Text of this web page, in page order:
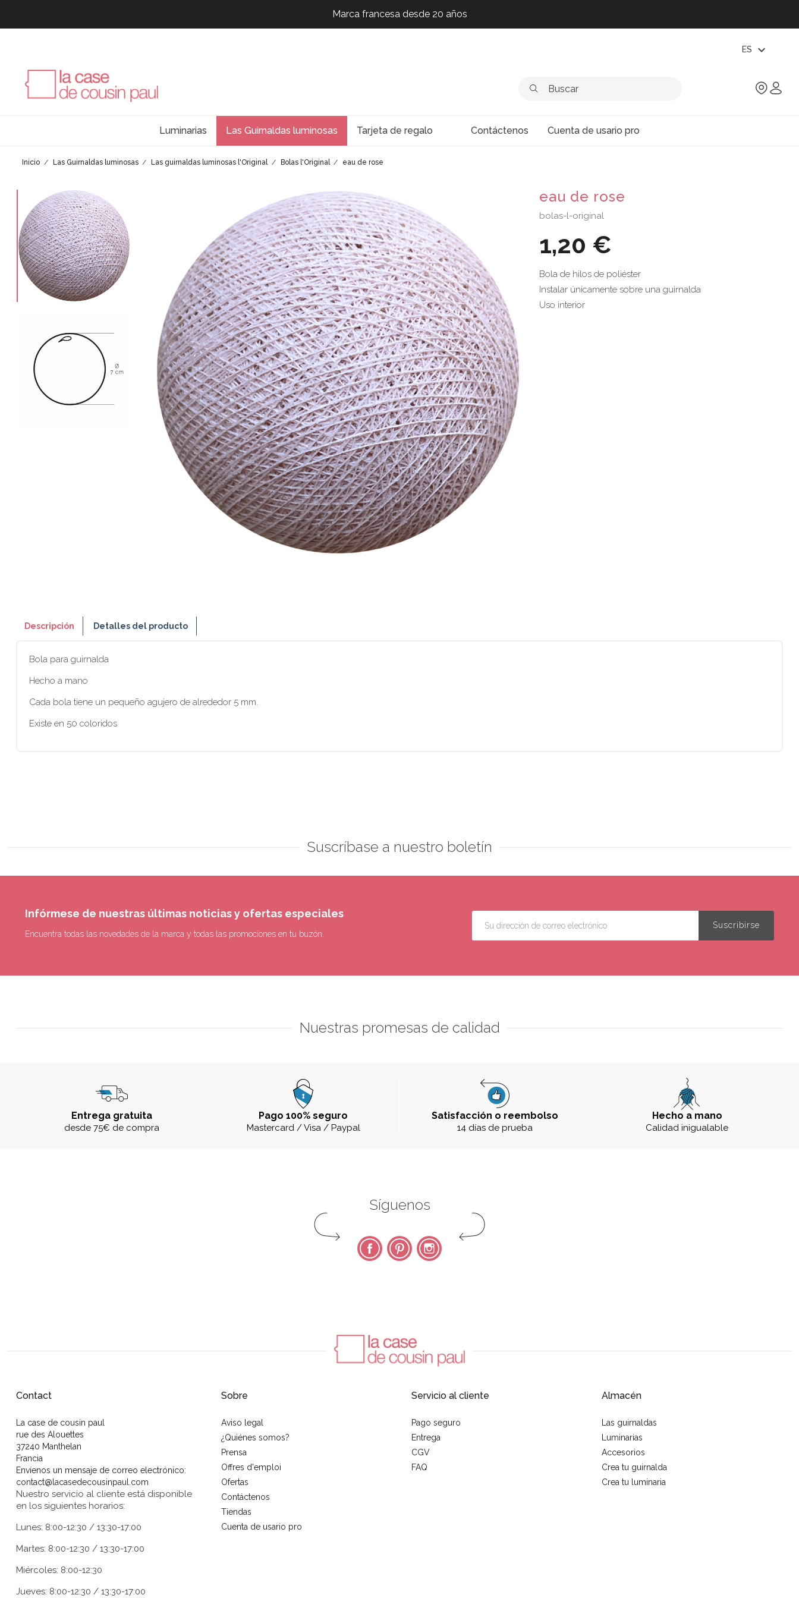
Marca francesa desde 20 años
Marca francesa desde 20 años
ES expand_more
Luminarias Las Guirnaldas luminosas Tarjeta de regalo Contáctenos Cuenta de usario pro
Inicio Las Guirnaldas luminosas Las guirnaldas luminosas l'Original Bolas l'Original eau de rose
eau de rose
bolas-l-original
1,20 €
Bola de hilos de poliéster
Instalar únicamente sobre una guirnalda
Uso interior
Descripción Detalles del producto
Bola para guirnalda
Hecho a mano
Cada bola tiene un pequeño agujero de alrededor 5 mm.
Existe en 50 coloridos
Suscríbase a nuestro boletín
Infórmese de nuestras últimas noticias y ofertas especiales
Encuentra todas las novedades de la marca y todas las promociones en tu buzón.
Nuestras promesas de calidad
Entrega gratuita
desde 75€ de compra
Pago 100% seguro
Mastercard / Visa / Paypal
Satisfacción o reembolso
14 días de prueba
Hecho a mano
Calidad inigualable
Síguenos
FacebookPinterest Instagram
Contact
La case de cousin paul
rue des Alouettes
37240 Manthelan
Francia
Envíenos un mensaje de correo electrónico:
contact@lacasedecousinpaul.com
Nuestro servicio al cliente está disponible
en los siguientes horarios:
Lunes: 8:00-12:30 / 13:30-17:00
Martes: 8:00-12:30 / 13:30-17:00
Miércoles: 8:00-12:30
Jueves: 8:00-12:30 / 13:30-17:00
Sobre
Aviso legal
¿Quiénes somos?
Prensa
Offres d'emploi
Ofertas
Contáctenos
Tiendas
Cuenta de usario pro
Servicio al cliente
Pago seguro
Entrega
CGV
FAQ
Almacén
Las guirnaldas
Luminarias
Accesorios
Crea tu guirnalda
Crea tu luminaria